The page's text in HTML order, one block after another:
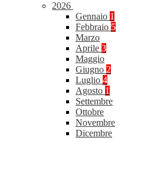
2026
Gennaio 1
Febbraio 5
Marzo
Aprile 3
Maggio
Giugno 2
Luglio 4
Agosto 1
Settembre
Ottobre
Novembre
Dicembre